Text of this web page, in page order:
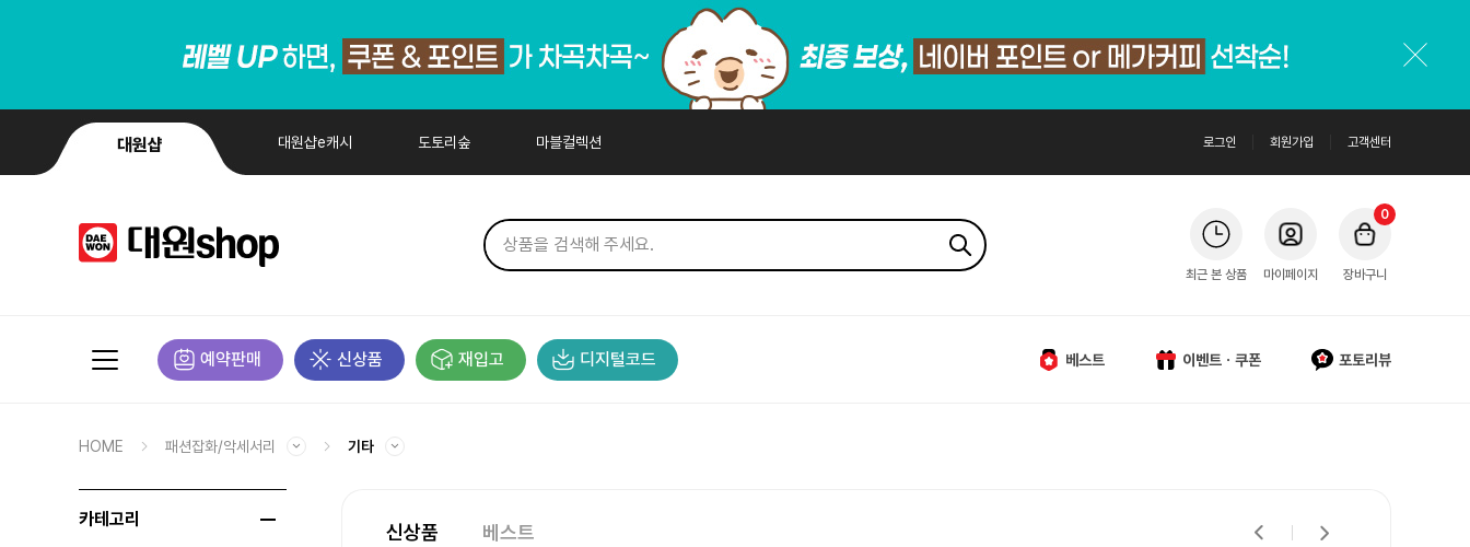
대원샵 대원샵e캐시 도토리숲 마블컬렉션 로그인 회원가입 고객센터
최근 본 상품 마이페이지 장바구니
0
예약판매 신상품 재입고 디지털코드 베스트 이벤트ㆍ쿠폰 포토리뷰
HOME 패션잡화/악세서리 기타
카테고리
신상품 베스트